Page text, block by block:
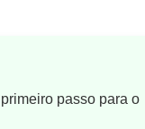
passo para o